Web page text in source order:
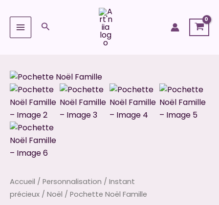
contenu
Rechercher
Accueil / Personnalisation / Instant
précieux / Noël / Pochette Noël Famille
quantité
de
Pochette
Noël
Famille